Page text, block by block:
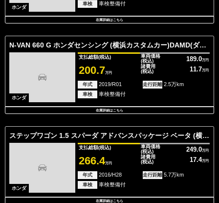
ホンダ
車検 車検整備付
在庫詳細はこちら
N-VAN 660 G ホンダセンシング (横浜カスタムカー)DAMD(ダムド)/デナリ/ク
ホンダ
支払総額(税込)
200.7万円
車両価格
(税込)
189.0万円
諸費用
(税込)
11.7万円
年式 2019/R01 走行距離 2.5万km
車検 車検整備付
在庫詳細はこちら
ステップワゴン 1.5 スパーダ アドバンスパッケージ ベータ (横浜カスタムカー)オリジナルアウトドアス
ホンダ
支払総額(税込)
266.4万円
車両価格
(税込)
249.0万円
諸費用
(税込)
17.4万円
年式 2016/H28 走行距離 5.7万km
車検 車検整備付
在庫詳細はこちら